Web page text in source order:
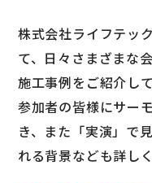
株式会社ライフテッ
て、日々さまざまな
施工事例をご紹介し
参加者の皆様にサー
き、また「実演」で
れる背景なども詳し